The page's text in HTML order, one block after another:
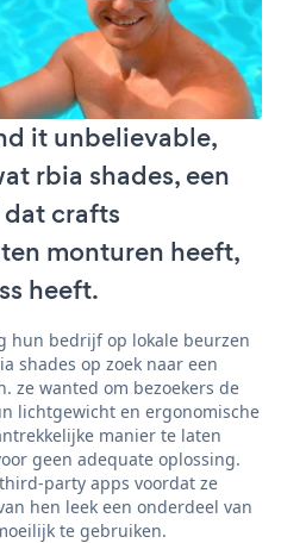
it unbelievable,
rbia shades, een
crafts
monturen heeft,
heeft.
hun bedrijf op lokale beurzen
shades op zoek naar een
ze wanted om bezoekers de
lichtgewicht en ergonomische
manier te laten
geen adequate oplossing.
party apps voordat ze
hen leek een onderdeel van
te gebruiken.